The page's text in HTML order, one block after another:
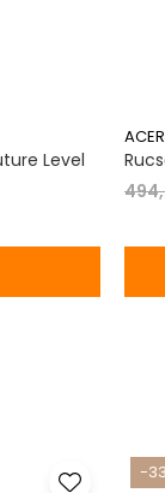
Level
-